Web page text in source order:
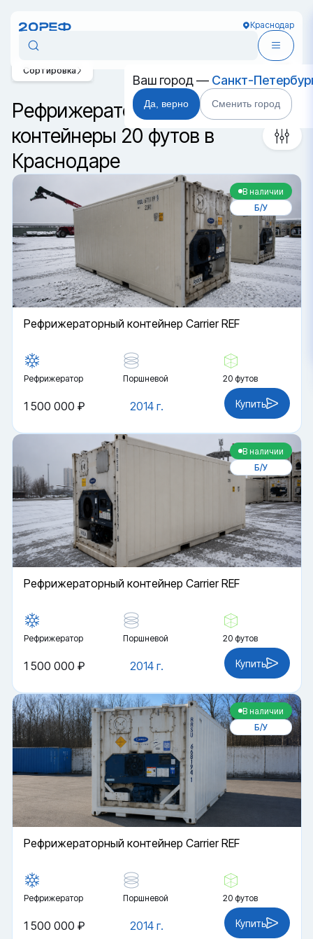
Краснодар
Ваш город — Санкт-
Да, верно Сменить город
Рефрижераторные
контейнеры 20 футов в
Краснодаре
Сортировка
В наличии
Б/У
Рефрижераторный контейнер Carrier REF
Рефрижератор Поршневой 20 футов
2014 г.
1 500 000 ₽ Купить
В наличии
Б/У
Рефрижераторный контейнер Carrier REF
Рефрижератор Поршневой 20 футов
2014 г.
1 500 000 ₽ Купить
В наличии
Б/У
Рефрижераторный контейнер Carrier REF
Рефрижератор Поршневой 20 футов
2014 г.
1 500 000 ₽ Купить